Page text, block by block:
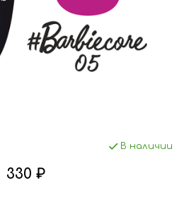
В наличии
330 ₽